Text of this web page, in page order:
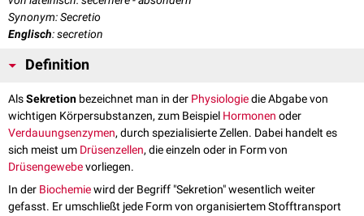
Synonym: Secretio
Englisch: secretion
Definition
AlsSekretion bezeichnet man in der Physiologiedie Abgabe von
wichtigen Körpersubstanzen, zum Beispiel Hormonen oder
Verdauungsenzymen, durch spezialisierte Zellen. Dabei handelt es
sich meist um Drüsenzellen, die einzeln oder in Form von
Drüsengewebevorliegen.
In der Biochemiewird der Begriff "Sekretion" wesentlich weiter
gefasst. Er umschließt jede Form von organisiertem Stofftransport